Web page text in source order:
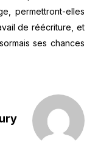
permettront-elles
de réécriture, et
ses chances